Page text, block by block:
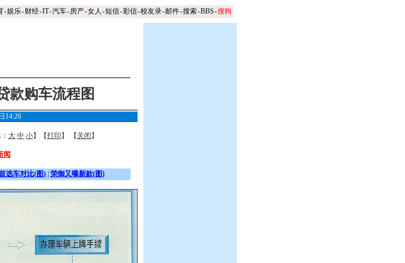
-娱乐-财经-IT-汽车-房产-女人 -短信-彩信-校友录-邮件-搜索-BBS-搜狗
款购车流程图
14:26
大 中 小】【打印 】 【 关闭 】
闻
选车对比(图)| 荣御又曝新款(图)